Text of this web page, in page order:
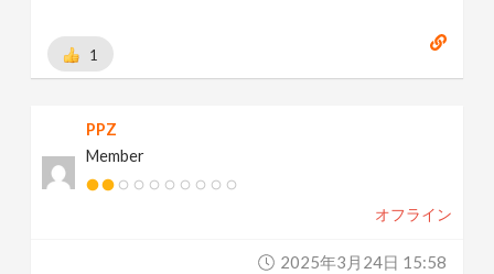
1
PPZ
Member
オフライン
2025年3月24日 15:58